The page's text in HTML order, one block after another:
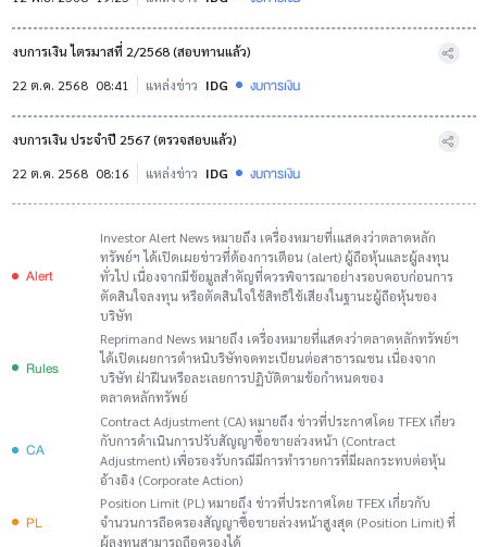
งบการเงิน ไตรมาสที่ 2/2568 (สอบทานแล้ว)
22 ต.ค. 2568 08:41 แหล่งข่าว IDG งบการเงิน
งบการเงิน ประจำปี 2567 (ตรวจสอบแล้ว)
22 ต.ค. 2568 08:16 แหล่งข่าว IDG งบการเงิน
Alert
Investor Alert News หมายถึง เครื่องหมายที่เแสดงว่าตลาดหลัก
ทรัพย์ฯ ได้เปิดเผยข่าวที่ต้องการเตือน (alert) ผู้ถือหุ้นและผู้ลงทุน
ทั่วไป เนื่องจากมีข้อมูลสำคัญที่ควรพิจารณาอย่างรอบคอบก่อนการ
ตัดสินใจลงทุน หรือตัดสินใจใช้สิทธิใช้เสียงในฐานะผู้ถือหุ้นของ
บริษัท
Rules
Reprimand News หมายถึง เครื่องหมายที่แสดงว่าตลาดหลักทรัพย์ฯ
ได้เปิดเผยการตำหนิบริษัทจดทะเบียนต่อสาธารณชน เนื่องจาก
บริษัท ฝ่าฝืนหรือละเลยการปฏิบัติตามข้อกำหนดของ
ตลาดหลักทรัพย์
CA
Contract Adjustment (CA) หมายถึง ข่าวที่ประกาศโดย TFEX เกี่ยว
กับการดำเนินการปรับสัญญาซื้อขายล่วงหน้า (Contract
Adjustment) เพื่อรองรับกรณีมีการทำรายการที่มีผลกระทบต่อหุ้น
อ้างอิง (Corporate Action)
PL
Position Limit (PL) หมายถึง ข่าวที่ประกาศโดย TFEX เกี่ยวกับ
จำนวนการถือครองสัญญาซื้อขายล่วงหน้าสูงสุด (Position Limit) ที่
ผู้ลงทุนสามารถถือครองได้